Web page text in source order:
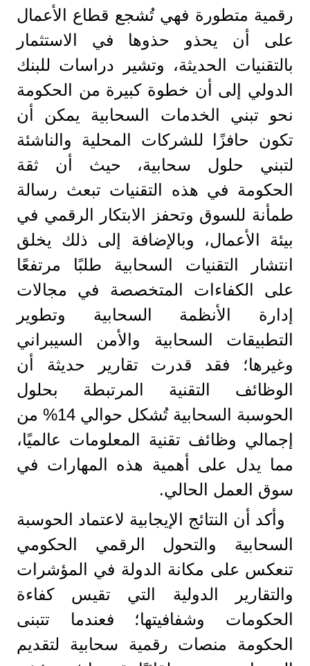
رقمية متطورة فهي تُشجع قطاع الأعمال
على أن يحذو حذوها في الاستثمار
بالتقنيات الحديثة، وتشير دراسات للبنك
الدولي إلى أن خطوة كبيرة من الحكومة
نحو تبني الخدمات السحابية يمكن أن
تكون حافزًا للشركات المحلية والناشئة
لتبني حلول سحابية، حيث أن ثقة
الحكومة في هذه التقنيات تبعث رسالة
طمأنة للسوق وتحفز الابتكار الرقمي في
بيئة الأعمال، وبالإضافة إلى ذلك يخلق
انتشار التقنيات السحابية طلبًا مرتفعًا
على الكفاءات المتخصصة في مجالات
إدارة الأنظمة السحابية وتطوير
التطبيقات السحابية والأمن السيبراني
وغيرها؛ فقد قدرت تقارير حديثة أن
الوظائف التقنية المرتبطة بحلول
الحوسبة السحابية تُشكل حوالي 14% من
إجمالي وظائف تقنية المعلومات عالميًا​،
مما يدل على أهمية هذه المهارات في
سوق العمل الحالي.
وأكد أن النتائج الإيجابية لاعتماد الحوسبة
السحابية والتحول الرقمي الحكومي
تنعكس على مكانة الدولة في المؤشرات
والتقارير الدولية التي تقيس كفاءة
الحكومات وشفافيتها؛ فعندما تتبنى
الحكومة منصات رقمية سحابية لتقديم